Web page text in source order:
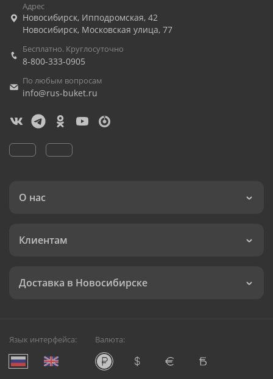
Адрес
Новосибирск, Ипподромская, 42
Новосибирск, Московская улица, 77
Бесплатно. Круглосуточно
8-800-333-0905
По любым вопросам
info@rus-buket.ru
О нас
Клиентам
Доставка в Новосибирске
Язык интерфейса: Валюта: